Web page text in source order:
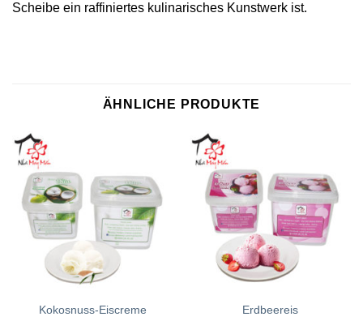
Scheibe ein raffiniertes kulinarisches Kunstwerk ist.
ÄHNLICHE PRODUKTE
Kokosnuss-Eiscreme Erdbeereis